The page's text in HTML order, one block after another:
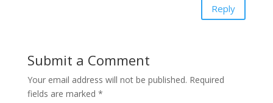
Reply
Submit a Comment
Your email address will not be published. Required
fields are marked *